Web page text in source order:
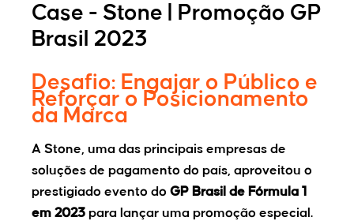
Case - Stone | Promoção GP
Brasil 2023
Desafio: Engajar o Público e
Reforçar o Posicionamento
da Marca
A Stone, uma das principais empresas de
soluções de pagamento do país, aproveitou o
prestigiado evento do GP Brasil de Fórmula 1
em 2023 para lançar uma promoção especial.